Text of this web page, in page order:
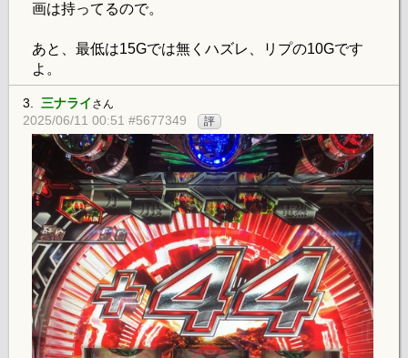
画は持ってるので。
あと、最低は15Gでは無くハズレ、リプの10Gです
よ。
3. 三ナライ さん
2025/06/11 00:51 #5677349 評